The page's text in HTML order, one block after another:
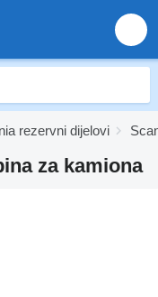
rezervni dijelovi
za kamiona